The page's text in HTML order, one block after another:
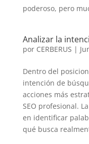
poderoso, pero
Analizar la
por CERBERUS |
Dentro del
intención de
acciones más
SEO profesional.
en identificar
qué busca